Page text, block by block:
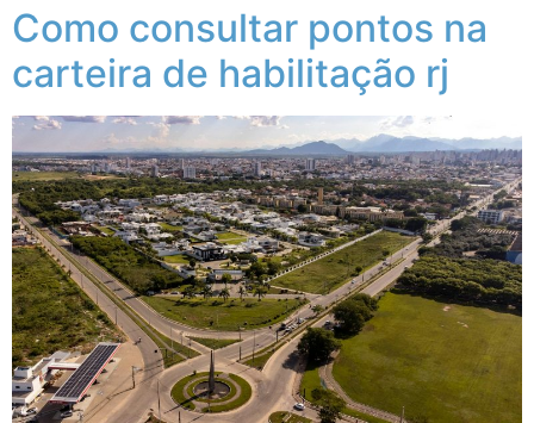
Como consultar pontos na
carteira de habilitação rj